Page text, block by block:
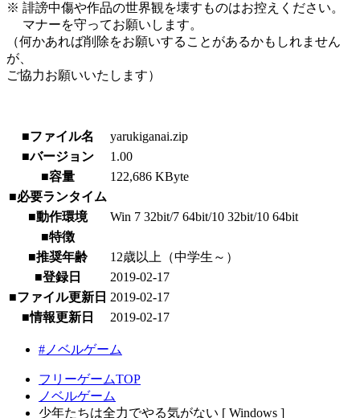
※ 誹謗中傷や作品の世界観を壊すものはお控えください。
マナーを守ってお願いします。
（何かあれば削除をお願いすることがあるかもしれません
が、
ご協力お願いいたします）
■ファイル名
yarukiganai.zip
■バージョン
1.00
■容量
122,686 KByte
■必要ランタイム
■動作環境
Win 7 32bit/7 64bit/10 32bit/10 64bit
■特徴
■推奨年齢
12歳以上（中学生～）
■登録日
2019-02-17
■ファイル更新日 2019-02-17
■情報更新日
2019-02-17
#ノベルゲーム
フリーゲームTOP
ノベルゲーム
少年たちは全力でやる気がない [ Windows ]